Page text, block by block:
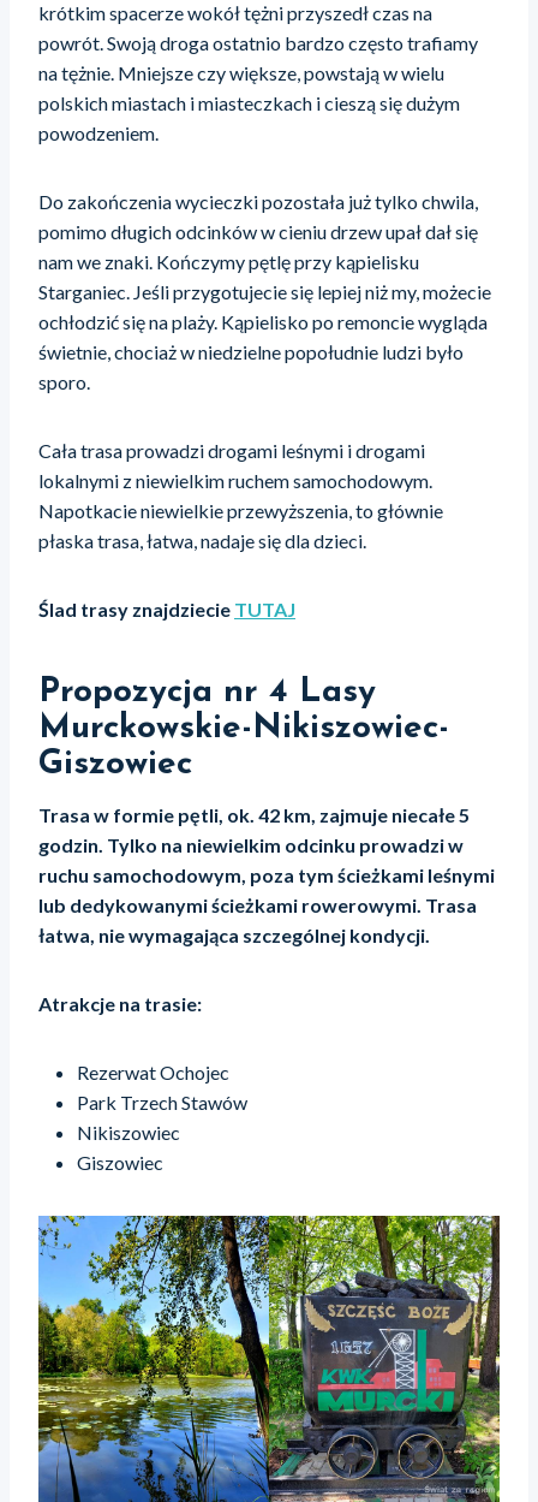
krótkim spacerze wokół tężni przyszedł czas na
powrót. Swoją droga ostatnio bardzo często trafiamy
na tężnie. Mniejsze czy większe, powstają w wielu
polskich miastach i miasteczkach i cieszą się dużym
powodzeniem.
Do zakończenia wycieczki pozostała już tylko chwila,
pomimo długich odcinków w cieniu drzew upał dał się
nam we znaki. Kończymy pętlę przy kąpielisku
Starganiec. Jeśli przygotujecie się lepiej niż my, możecie
ochłodzić się na plaży. Kąpielisko po remoncie wygląda
świetnie, chociaż w niedzielne popołudnie ludzi było
sporo.
Cała trasa prowadzi drogami leśnymi i drogami
lokalnymi z niewielkim ruchem samochodowym.
Napotkacie niewielkie przewyższenia, to głównie
płaska trasa, łatwa, nadaje się dla dzieci.
Ślad trasy znajdziecie TUTAJ
Propozycja nr 4 Lasy
Murckowskie-Nikiszowiec-
Giszowiec
Trasa w formie pętli, ok. 42 km, zajmuje niecałe 5
godzin. Tylko na niewielkim odcinku prowadzi w
ruchu samochodowym, poza tym ścieżkami leśnymi
lub dedykowanymi ścieżkami rowerowymi. Trasa
łatwa, nie wymagająca szczególnej kondycji.
Atrakcje na trasie:
Rezerwat Ochojec
Park Trzech Stawów
Nikiszowiec
Giszowiec